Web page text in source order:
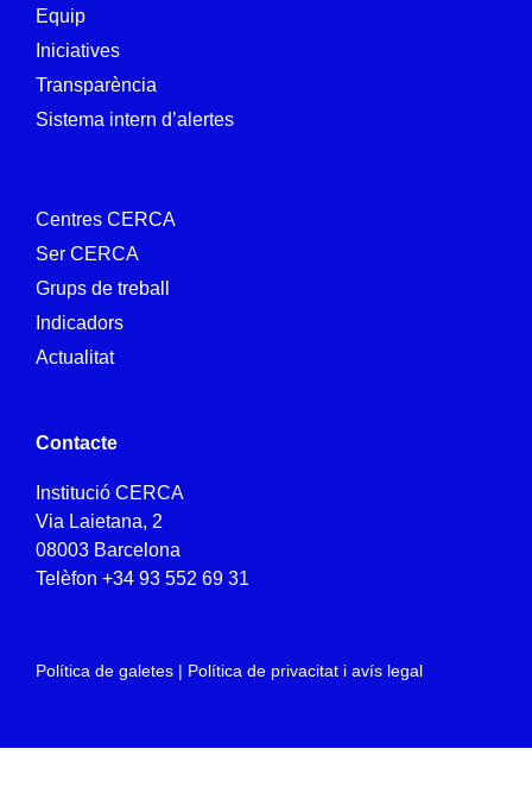
Equip
Iniciatives
Transparència
Sistema intern d’alertes
Centres CERCA
Ser CERCA
Grups de treball
Indicadors
Actualitat
Contacte
Institució CERCA
Via Laietana, 2
08003 Barcelona
Telèfon +34 93 552 69 31
Política de galetes | Política de privacitat i avís legal